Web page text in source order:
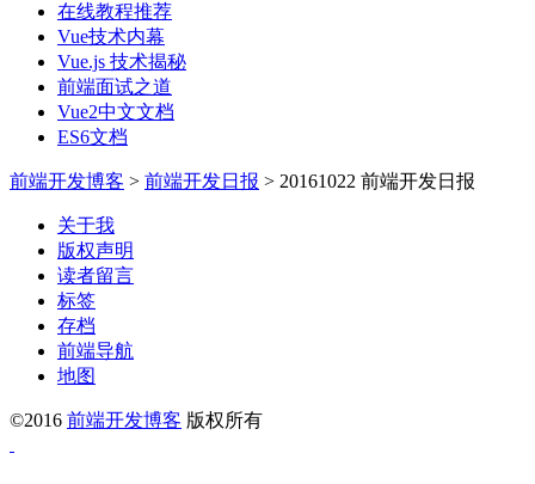
在线教程推荐
Vue技术内幕
Vue.js 技术揭秘
前端面试之道
Vue2中文文档
ES6文档
前端开发博客 > 前端开发日报 > 20161022 前端开发日报
关于我
版权声明
读者留言
标签
存档
前端导航
地图
©2016 前端开发博客 版权所有